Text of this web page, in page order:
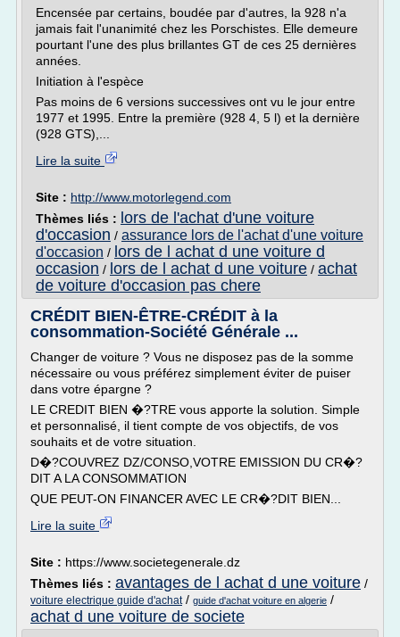
Encensée par certains, boudée par d'autres, la 928 n'a
jamais fait l'unanimité chez les Porschistes. Elle demeure
pourtant l'une des plus brillantes GT de ces 25 dernières
années.
Initiation à l'espèce
Pas moins de 6 versions successives ont vu le jour entre
1977 et 1995. Entre la première (928 4, 5 l) et la dernière
(928 GTS),...
Lire la suite
Site : http://www.motorlegend.com
Thèmes liés : lors de l'achat d'une voiture
d'occasion / assurance lors de l'achat d'une voiture
d'occasion / lors de l achat d une voiture d
occasion / lors de l achat d une voiture / achat
de voiture d'occasion pas chere
CRÉDIT BIEN-ÊTRE-CRÉDIT à la
consommation-Société Générale ...
Changer de voiture ? Vous ne disposez pas de la somme
nécessaire ou vous préférez simplement éviter de puiser
dans votre épargne ?
LE CREDIT BIEN �?TRE vous apporte la solution. Simple
et personnalisé, il tient compte de vos objectifs, de vos
souhaits et de votre situation.
D�?COUVREZ DZ/CONSO,VOTRE EMISSION DU CR�?
DIT A LA CONSOMMATION
QUE PEUT-ON FINANCER AVEC LE CR�?DIT BIEN...
Lire la suite
Site : https://www.societegenerale.dz
Thèmes liés : avantages de l achat d une voiture /
voiture electrique guide d'achat/ guide d'achat voiture en algerie /
achat d une voiture de societe